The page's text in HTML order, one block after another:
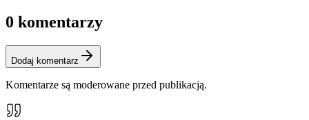
0 komentarzy
Dodaj komentarz
Komentarze są moderowane przed publikacją.